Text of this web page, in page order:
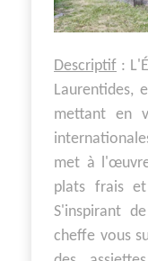
Descriptif :
Laurentides,
mettant en
met à
plats frais
S'inspirant
cheffe vous